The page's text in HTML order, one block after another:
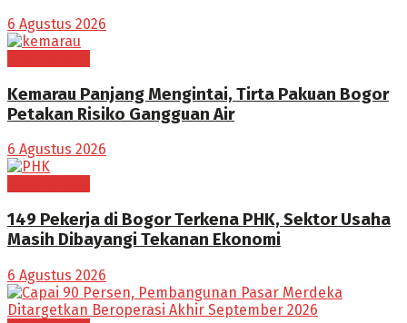
6 Agustus 2026
Kemarau Panjang Mengintai, Tirta Pakuan Bogor
Petakan Risiko Gangguan Air
6 Agustus 2026
149 Pekerja di Bogor Terkena PHK, Sektor Usaha
Masih Dibayangi Tekanan Ekonomi
6 Agustus 2026